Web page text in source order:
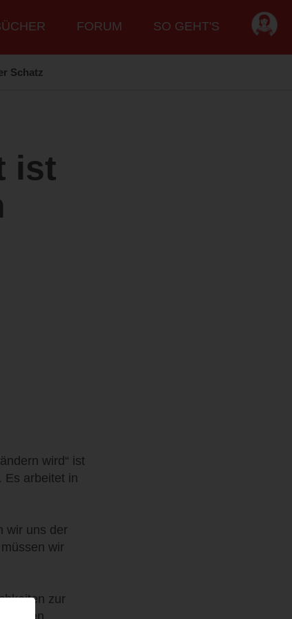
FORUM SO GEHT'S
Schatz
ist
wird“ ist
Es arbeitet in
wir uns der
wir
zur